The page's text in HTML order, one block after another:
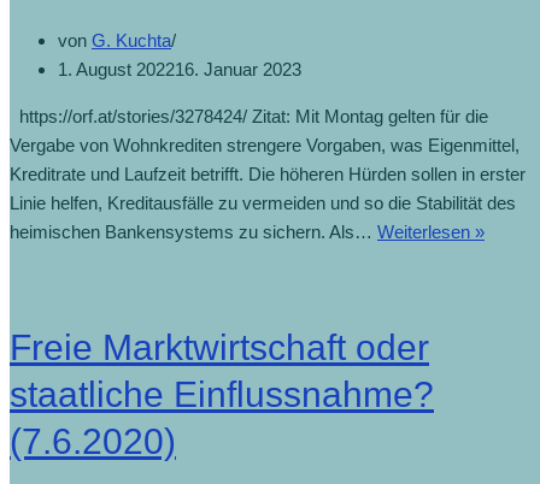
von G. Kuchta
1. August 202216. Januar 2023
https://orf.at/stories/3278424/ Zitat: Mit Montag gelten für die
Vergabe von Wohnkrediten strengere Vorgaben, was Eigenmittel,
Kreditrate und Laufzeit betrifft. Die höheren Hürden sollen in erster
Linie helfen, Kreditausfälle zu vermeiden und so die Stabilität des
heimischen Bankensystems zu sichern. Als… Weiterlesen »
Freie Marktwirtschaft oder
staatliche Einflussnahme?
(7.6.2020)